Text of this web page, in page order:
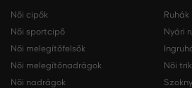
Női cipők
Női sportcipő
Női melegítőfelsők
Női melegítőnadrágok
Női nadrágok
Ruhák
Nyári
Női